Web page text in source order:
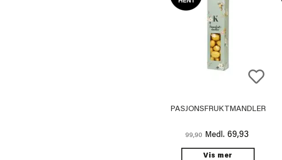
PASJONSFRUKTMANDLER
99,90 Medl. 69,93
Vis mer